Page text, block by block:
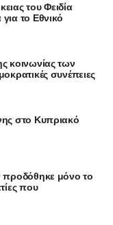
του Φειδία
το Εθνικό
κοινωνίας των
συνέπειες
στο Κυπριακό
προδόθηκε μόνο το
που